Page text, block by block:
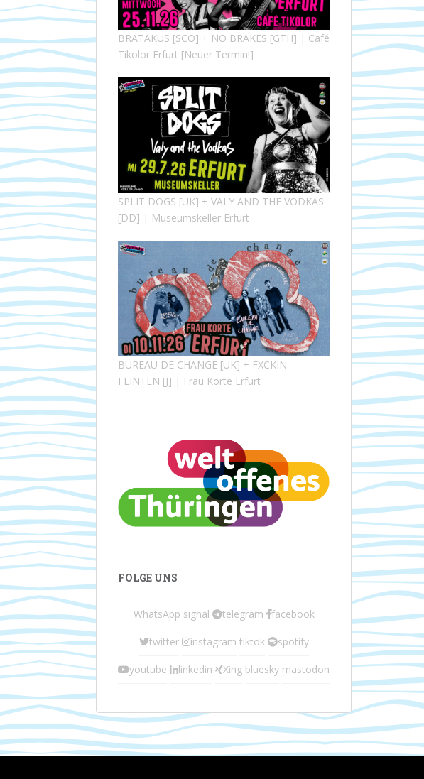
BRATAKUS [SCO] + NO BRAKES [GTH] | Café
Tikolor Erfurt [Neuer Termin!]
SPLIT DOGS [UK] + VALY AND THE VODKAS
[DD] | Museumskeller Erfurt
BUREAU DE CHANGE [UK] + FXCKIN
FLINTEN [J] | Frau Korte Erfurt
FOLGE UNS
WhatsApp signal telegram facebook
twitter instagram tiktok spotify
youtube linkedin Xing bluesky mastodon